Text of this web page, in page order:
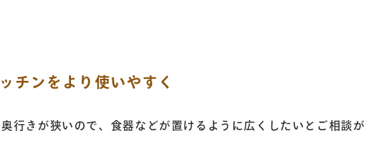
チンをより使いやすく
行きが狭いので、食器などが置けるように広くしたいとご相談が